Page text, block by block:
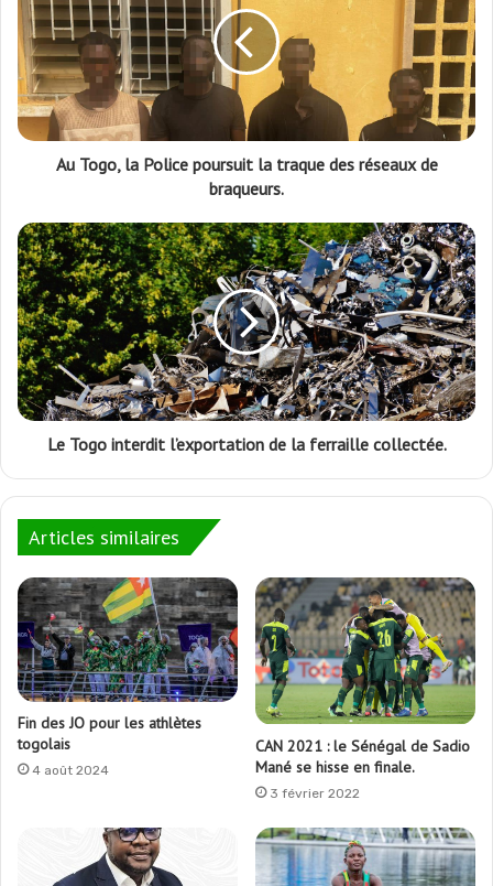
Au Togo, la Police poursuit la traque des réseaux de
braqueurs.
Le Togo interdit l’exportation de la ferraille collectée.
Articles similaires
Fin des JO pour les athlètes
togolais
4 août 2024
CAN 2021 : le Sénégal de Sadio
Mané se hisse en finale.
3 février 2022